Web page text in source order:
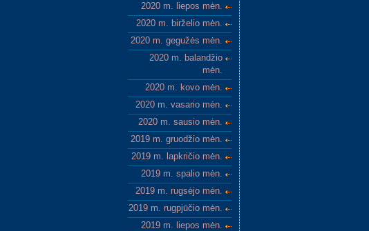
2020 m. liepos mėn.
2020 m. birželio mėn.
2020 m. gegužės mėn.
2020 m. balandžio
mėn.
2020 m. kovo mėn.
2020 m. vasario mėn.
2020 m. sausio mėn.
2019 m. gruodžio mėn.
2019 m. lapkričio mėn.
2019 m. spalio mėn.
2019 m. rugsėjo mėn.
2019 m. rugpjūčio mėn.
2019 m. liepos mėn.